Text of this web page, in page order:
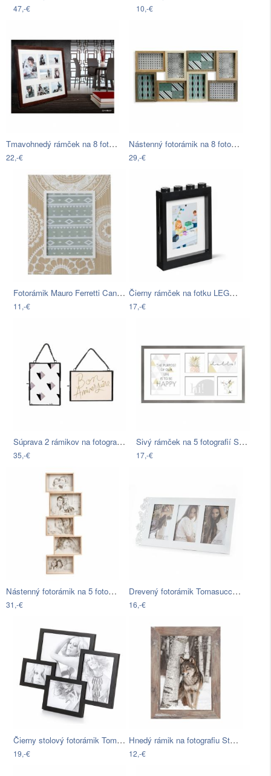
47,-€ 10,-€
Tmavohnedý rámček na 8 fotografií…
22,-€
Nástenný fotorámik na 8 fotografií…
29,-€
Fotorámik Mauro Ferretti Cancun Interna…
11,-€
Čierny rámček na fotku LEGO®, 19,3 x 4…
17,-€
Súprava 2 rámikov na fotografie Hübsch…
35,-€
Sivý rámček na 5 fotografií Styler…
17,-€
Nástenný fotorámik na 5 fotografií…
31,-€
Drevený fotorámik Tomasucci Eden White,…
16,-€
Čierny stolový fotorámik Tomasucci…
19,-€
Hnedý rámik na fotografiu Styler Bergen…
12,-€